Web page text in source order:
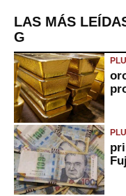
LAS MÁS
G